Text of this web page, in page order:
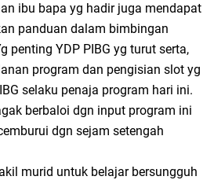
ibu bapa yg hadir juga mendapat
panduan dalam bimbingan
penting YDP PIBG yg turut serta,
program dan pengisian slot yg
selaku penaja program hari ini.
berbaloi dgn input program ini
dgn sejam setengah
murid untuk belajar bersungguh